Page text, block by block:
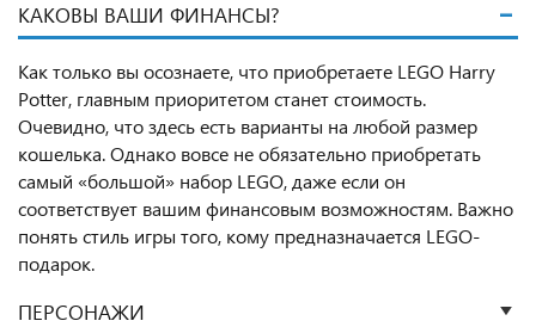
КАКОВЫ ВАШИ ФИНАНСЫ?
Как только вы осознаете, что приобретаете LEGO Harry
Potter, главным приоритетом станет стоимость.
Очевидно, что здесь есть варианты на любой размер
кошелька. Однако вовсе не обязательно приобретать
самый «большой» набор LEGO, даже если он
соответствует вашим финансовым возможностям. Важно
понять стиль игры того, кому предназначается LEGO-
подарок.
ПЕРСОНАЖИ